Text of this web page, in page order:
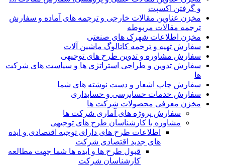
و گرفتن اکسپت
مخزن عناوین مقالات خارجی و ترجمه های آماده و سفارش
ترجمه مقالات مربوطه
مخزن اطلاعات شهرک های صنعتی
سفارش تهیه و ترجمه کاتالوگ ماشین آلات
سفارش مشاوره و تدوین طرح های توجیهی
سفارش تدوین و طراحی استراتژی ها و سیاست های شرکت
ها
سفارش چاپ اشعار و دست نوشته های شما
سفارش خدمات حسابرسی و حسابداری
مخزن معرفی محصولات شرکت ها
سفارش پروژه های آماری شرکت ها
مشاوره با کارشناسان طرح های توجیهی
اطلاعات طرح های دارای توجیه اقتصادی و ایده
های جدید اقتصادی شرکت
قبول طرح ها و ایده ها شما جهت مطالعه
کارشناسان شرکت